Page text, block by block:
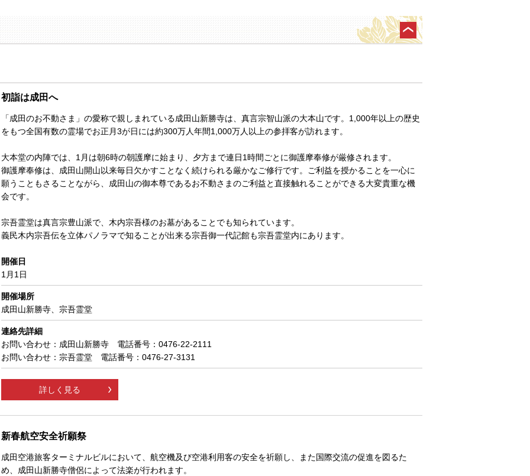
初詣は成田へ
「成田のお不動さま」の愛称で親しまれている成田山新勝寺は、真言宗智山派の大本山です。1,000年以上の歴史
をもつ全国有数の霊場でお正月3が日には約300万人年間1,000万人以上の参拝客が訪れます。
大本堂の内陣では、1月は朝6時の朝護摩に始まり、夕方まで連日1時間ごとに御護摩奉修が厳修されます。
御護摩奉修は、成田山開山以来毎日欠かすことなく続けられる厳かなご修行です。ご利益を授かることを一心に
願うこともさることながら、成田山の御本尊であるお不動さまのご利益と直接触れることができる大変貴重な機
会です。
宗吾霊堂は真言宗豊山派で、木内宗吾様のお墓があることでも知られています。
義民木内宗吾伝を立体パノラマで知ることが出来る宗吾御一代記館も宗吾霊堂内にあります。
開催日
1月1日
開催場所
成田山新勝寺、宗吾霊堂
連絡先詳細
お問い合わせ：成田山新勝寺 電話番号：0476-22-2111
お問い合わせ：宗吾霊堂 電話番号：0476-27-3131
詳しく見る
新春航空安全祈願祭
成田空港旅客ターミナルビルにおいて、航空機及び空港利用客の安全を祈願し、また国際交流の促進を図るた
め、成田山新勝寺僧侶によって法楽が行われます。